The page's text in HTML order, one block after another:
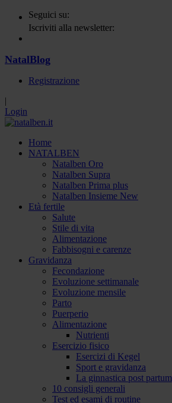
Seguici su:
Iscriviti alla newsletter:
NatalBlog
Registrazione
|
Login
Home
NATALBEN
Natalben Oro
Natalben Supra
Natalben Prima plus
Natalben Insieme New
Età fertile
Salute
Stile di vita
Alimentazione
Fabbisogni e carenze
Gravidanza
Fecondazione
Evoluzione settimanale
Evoluzione mensile
Parto
Puerperio
Alimentazione
Nutrienti
Esercizio fisico
Esercizi di Kegel
Sport e gravidanza
La ginnastica post partum
10 consigli generali
Test ed esami di routine